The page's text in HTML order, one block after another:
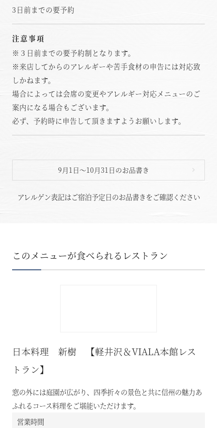
3日前までの要予約
注意事項
※３日前までの要予約制となります。
※来店してからのアレルギーや苦手食材の申告には対応致
しかねます。
場合によっては会席の変更やアレルギー対応メニューのご
案内になる場合もございます。
必ず、予約時に申告して頂きますようお願いします。
9月1日～10月31日のお品書き
アレルゲン表記はご宿泊予定日のお品書きをご確認ください
このメニューが食べられるレストラン
日本料理 新樹 【軽井沢＆VIALA本館レス
トラン】
窓の外には庭園が広がり、四季折々の景色と共に信州の魅力あ
ふれるコース料理をご堪能いただけます。
営業時間